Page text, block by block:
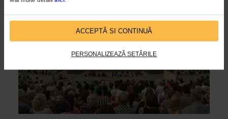
ACCEPTĂ SI CONTINUĂ
PERSONALIZEAZĂ SETĂRILE
VIDEO